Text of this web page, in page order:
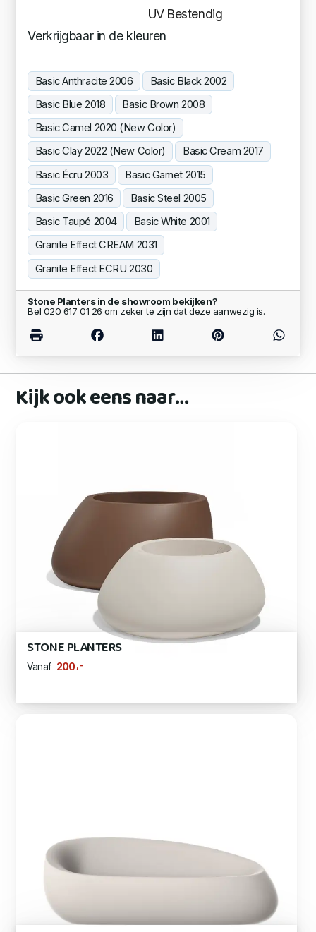
UV Bestendig
Verkrijgbaar in de kleuren
Basic Anthracite 2006
Basic Black 2002
Basic Blue 2018
Basic Brown 2008
Basic Camel 2020 (New Color)
Basic Clay 2022 (New Color)
Basic Cream 2017
Basic Écru 2003
Basic Garnet 2015
Basic Green 2016
Basic Steel 2005
Basic Taupé 2004
Basic White 2001
Granite Effect CREAM 2031
Granite Effect ECRU 2030
Stone Planters in de showroom bekijken?
Bel 020 617 01 26 om zeker te zijn dat deze aanwezig is.
Kijk ook eens naar…
STONE PLANTERS
Vanaf 200,-